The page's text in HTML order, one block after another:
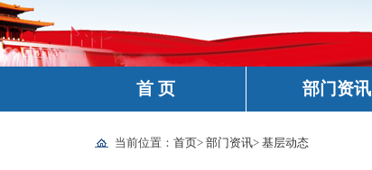
首 页 部门资讯
当前位置： 首页> 部门资讯> 基层动态